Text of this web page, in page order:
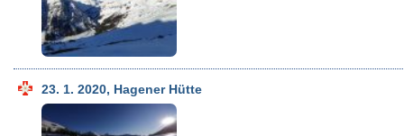
23. 1. 2020, Hagener Hütte